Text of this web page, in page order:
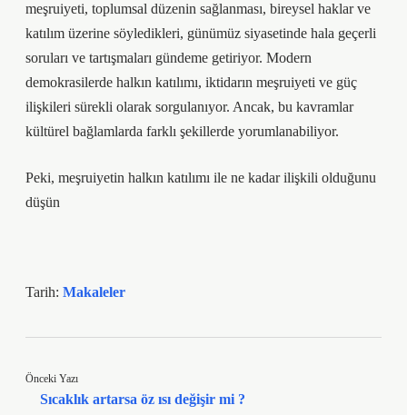
meşruiyeti, toplumsal düzenin sağlanması, bireysel haklar ve
katılım üzerine söyledikleri, günümüz siyasetinde hala geçerli
soruları ve tartışmaları gündeme getiriyor. Modern
demokrasilerde halkın katılımı, iktidarın meşruiyeti ve güç
ilişkileri sürekli olarak sorgulanıyor. Ancak, bu kavramlar
kültürel bağlamlarda farklı şekillerde yorumlanabiliyor.
Peki, meşruiyetin halkın katılımı ile ne kadar ilişkili olduğunu
düşün
Tarih: Makaleler
Önceki Yazı
Sıcaklık artarsa öz ısı değişir mi ?